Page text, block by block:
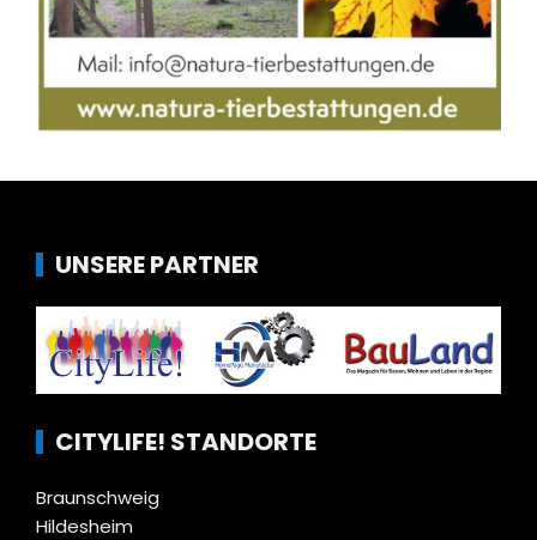
UNSERE PARTNER
CITYLIFE! STANDORTE
Braunschweig
Hildesheim